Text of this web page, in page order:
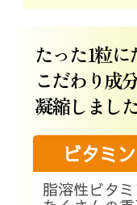
たった1粒
こだわり成
凝縮しまし
ビタミ
脂溶性ビタ